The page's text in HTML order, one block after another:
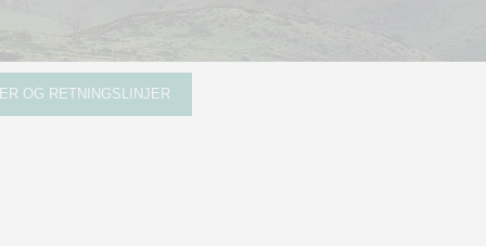
OG RETNINGSLINJER